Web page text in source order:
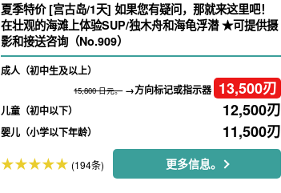
夏季特价 [宫古岛/1天] 如果您有疑问，那就来这里吧！
在壮观的海滩上体验SUP/独木舟和海龟浮潜 ★可提供摄
影和接送咨询（No.909）
成人（初中生及以上）
15,800 日元。→方向标记或指示器 13,500刃
儿童（初中以下） 12,500刃
婴儿（小学以下年龄） 11,500刃
(194条) 更多信息。